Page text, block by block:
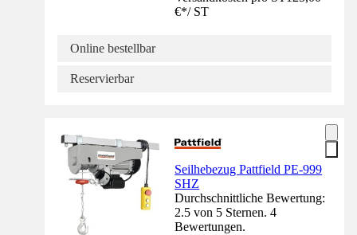
€*/ ST
Online bestellbar
Reservierbar
Seilhebezug Pattfield PE-999
SHZ
Durchschnittliche Bewertung:
2.5 von 5 Sternen. 4
Bewertungen.